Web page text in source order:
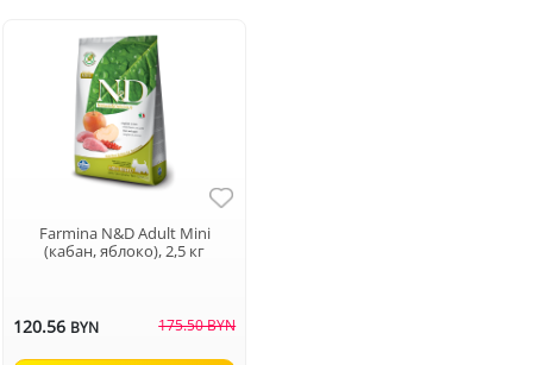
Farmina N&D Adult Mini
(кабан, яблоко), 2,5 кг
120.56 BYN 175.50 BYN